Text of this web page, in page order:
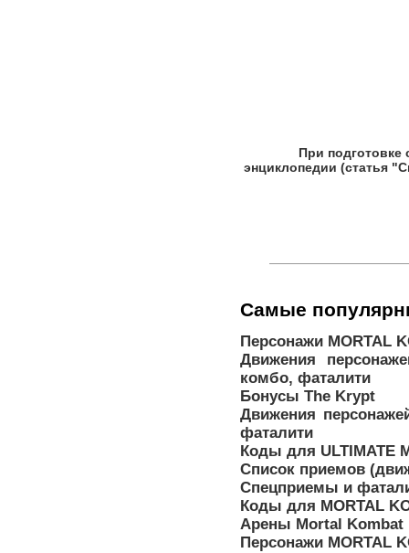
При
энциклопедии (статья
Самые
Персонажи MORTAL
Движения
комбо, фаталити
Бонусы The Krypt
Движения
фаталити
Коды для ULTIMATE
Список приемов
Спецприемы и
Коды для MORTAL
Арены Mortal Kombat
Персонажи MORTAL